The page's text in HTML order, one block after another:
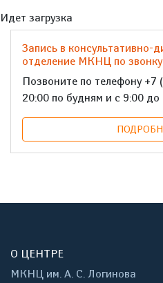
Идет загрузка
Запись в консультативно-
отделение МКНЦ по звонку
Позвоните по телефону
20:00 по будням и с 9:00
О ЦЕНТРЕ
МКНЦ им. А. С. Логинова